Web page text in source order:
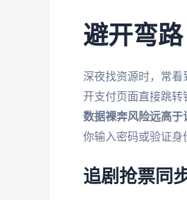
避开弯
深夜找资源时，常看
开支付页面直接跳转
数据裸奔风险远高于
你输入密码或验证身
追剧抢票同